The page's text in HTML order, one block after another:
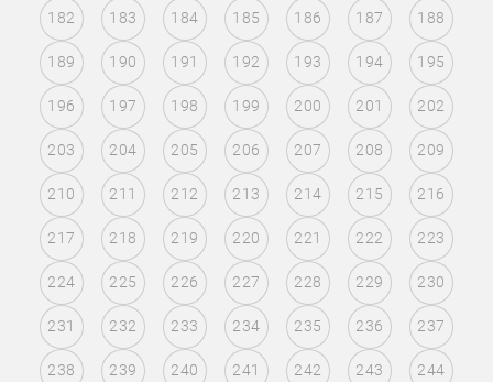
182 183 184 185 186 187 188
189 190 191 192 193 194 195
196 197 198 199 200 201 202
203 204 205 206 207 208 209
210 211 212 213 214 215 216
217 218 219 220 221 222 223
224 225 226 227 228 229 230
231 232 233 234 235 236 237
238 239 240 241 242 243 244